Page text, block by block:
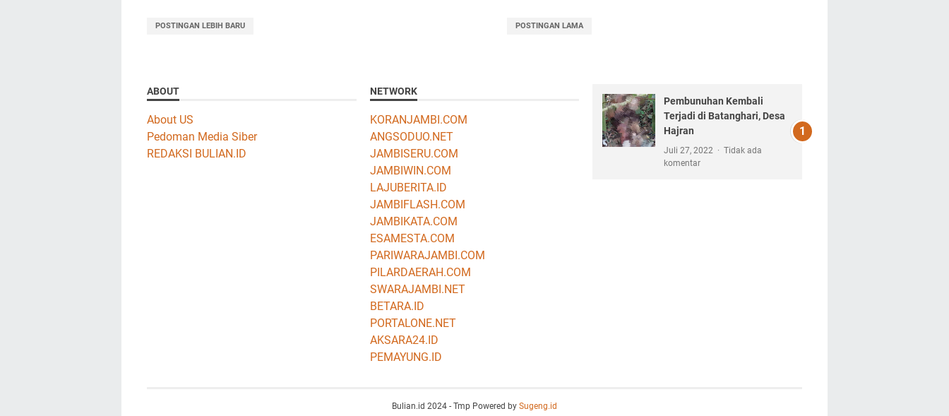
POSTINGAN LEBIH BARU POSTINGAN LAMA
ABOUT
About US
Pedoman Media Siber
REDAKSI BULIAN.ID
NETWORK
KORANJAMBI.COM
ANGSODUO.NET
JAMBISERU.COM
JAMBIWIN.COM
LAJUBERITA.ID
JAMBIFLASH.COM
JAMBIKATA.COM
ESAMESTA.COM
PARIWARAJAMBI.COM
PILARDAERAH.COM
SWARAJAMBI.NET
BETARA.ID
PORTALONE.NET
AKSARA24.ID
PEMAYUNG.ID
Pembunuhan Kembali
Terjadi di Batanghari, Desa
Hajran
Juli 27, 2022
Tidak ada
komentar
Bulian.id 2024 - Tmp Powered by Sugeng.id